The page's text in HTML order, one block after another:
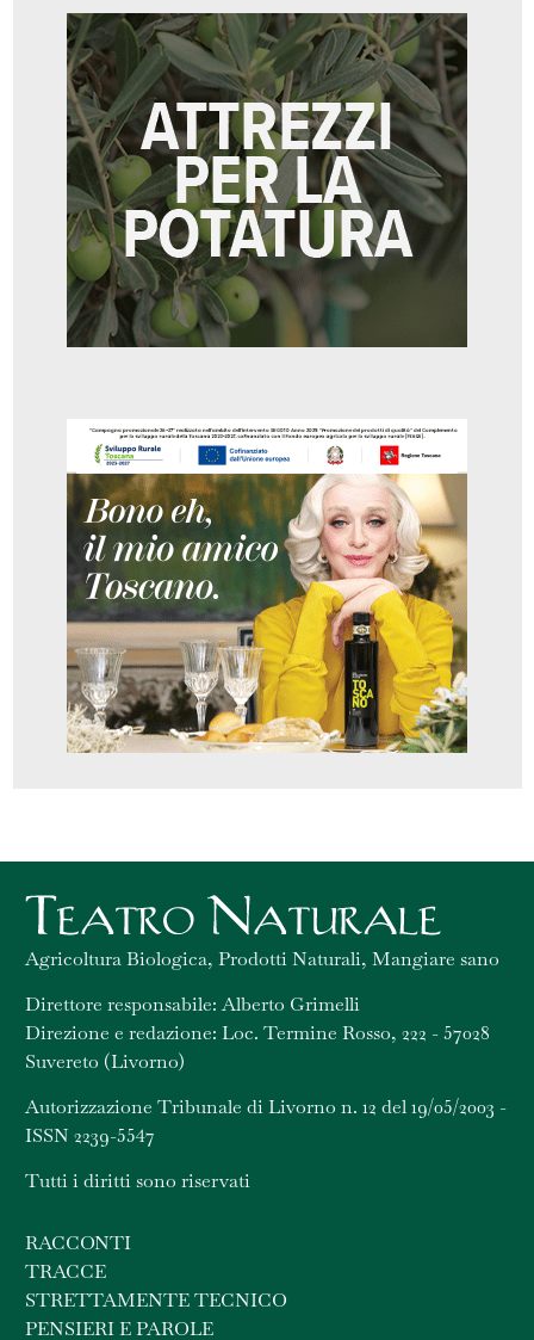
Agricoltura Biologica, Prodotti Naturali, Mangiare sano
Direttore responsabile: Alberto Grimelli
Direzione e redazione: Loc. Termine Rosso, 222 - 57028
Suvereto (Livorno)
Autorizzazione Tribunale di Livorno n. 12 del 19/05/2003 -
ISSN 2239-5547
Tutti i diritti sono riservati
RACCONTI
TRACCE
STRETTAMENTE TECNICO
PENSIERI E PAROLE